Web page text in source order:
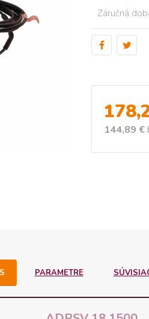
144,89 €
Záručná
PARAMETRE